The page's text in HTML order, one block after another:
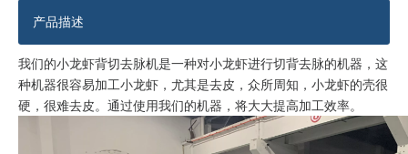
产品描述
我们的小龙虾背切去脉机是一种对小龙虾进行切背去脉的机器，这
种机器很容易加工小龙虾，尤其是去皮，众所周知，小龙虾的壳很
硬，很难去皮。通过使用我们的机器，将大大提高加工效率。